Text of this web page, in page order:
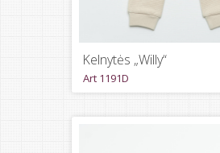
Kelnytės „Willy“
Art 1191D